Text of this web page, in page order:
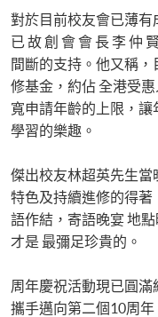
對於目前校友會已薄有
已 故 創 會 會 長 李 仲
間斷的支持。他又稱
修基金，約佔 全港受
寬申請年齡的上限，
學習的樂趣。
傑出校友林超英先生當
特色及持續進修的得著
語作結，寄語晚宴 地
才是 最彌足珍貴的。
周年慶祝活動現已圓
攜手邁向第二個10周年